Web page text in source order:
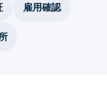
雇用確認